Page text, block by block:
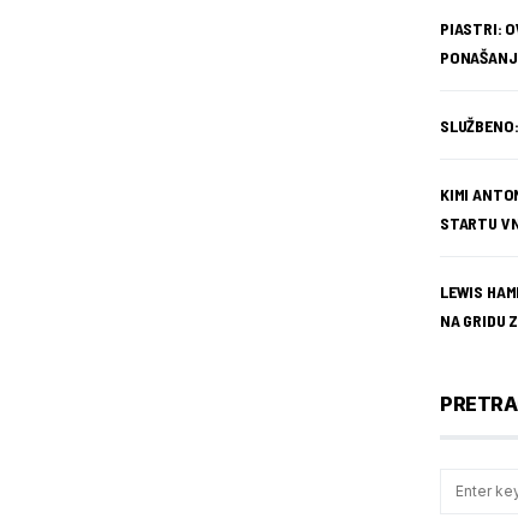
PIASTRI:
KIMI
STARTU
LEWIS
NA GRIDU